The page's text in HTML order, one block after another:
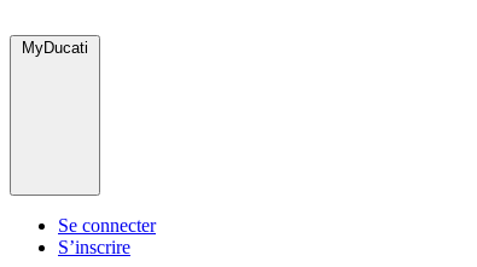
MyDucati
Se connecter
S’inscrire